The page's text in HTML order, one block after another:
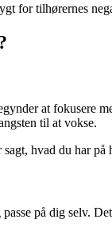
for tilhørernes
at
til at vokse.
hvad du har på
på dig selv.